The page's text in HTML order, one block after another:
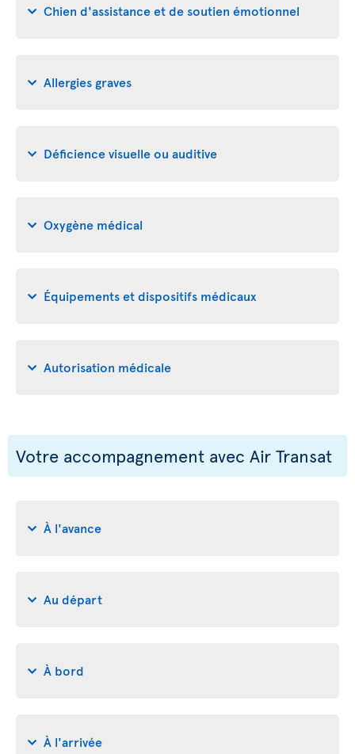
Chien d'assistance et de soutien émotionnel
Allergies graves
Déficience visuelle ou auditive
Oxygène médical
Équipements et dispositifs médicaux
Autorisation médicale
Votre accompagnement avec Air Transat
À l'avance
Au départ
À bord
À l'arrivée